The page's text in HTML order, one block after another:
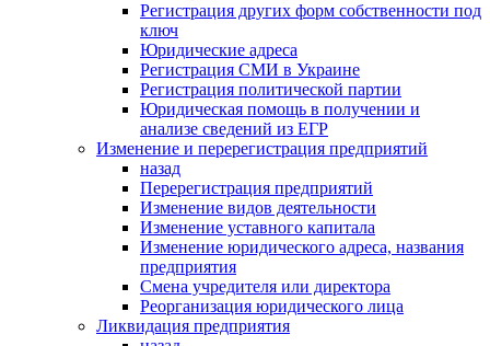
Регистрация других форм собственности под
ключ
Юридические адреса
Регистрация СМИ в Украине
Регистрация политической партии
Юридическая помощь в получении и
анализе сведений из ЕГР
Изменение и перерегистрация предприятий
назад
Перерегистрация предприятий
Изменение видов деятельности
Изменение уставного капитала
Изменение юридического адреса, названия
предприятия
Смена учредителя или директора
Реорганизация юридического лица
Ликвидация предприятия